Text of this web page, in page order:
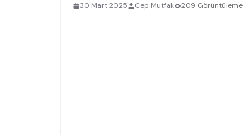
30 Mart 2025 Cep Mutfak 209 Görüntüleme